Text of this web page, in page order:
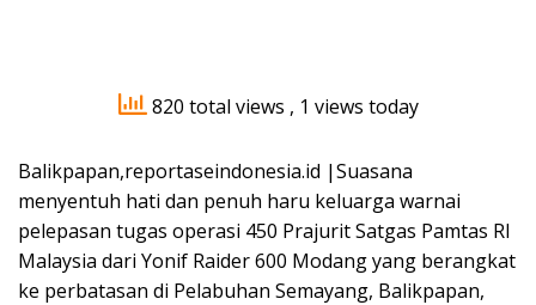
820 total views , 1 views today
Balikpapan,reportaseindonesia.id |Suasana
menyentuh hati dan penuh haru keluarga warnai
pelepasan tugas operasi 450 Prajurit Satgas Pamtas RI
Malaysia dari Yonif Raider 600 Modang yang berangkat
ke perbatasan di Pelabuhan Semayang, Balikpapan,